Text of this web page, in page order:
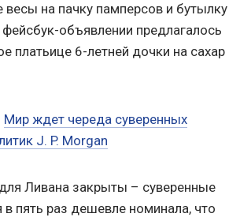
весы на пачку памперсов и бутылку
объявлении предлагалось
платьице 6-летней дочки на сахар
Мир ждет череда суверенных
J. P. Morgan
Ливана закрыты – суверенные
в пять раз дешевле номинала, что